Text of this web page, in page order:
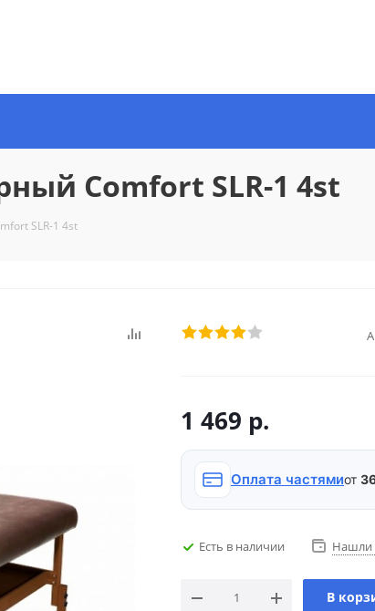
Comfort SLR-1 4st
SLR-1 4st
1 469 р.
Оплата частямиот
Есть в наличии Нашли
В